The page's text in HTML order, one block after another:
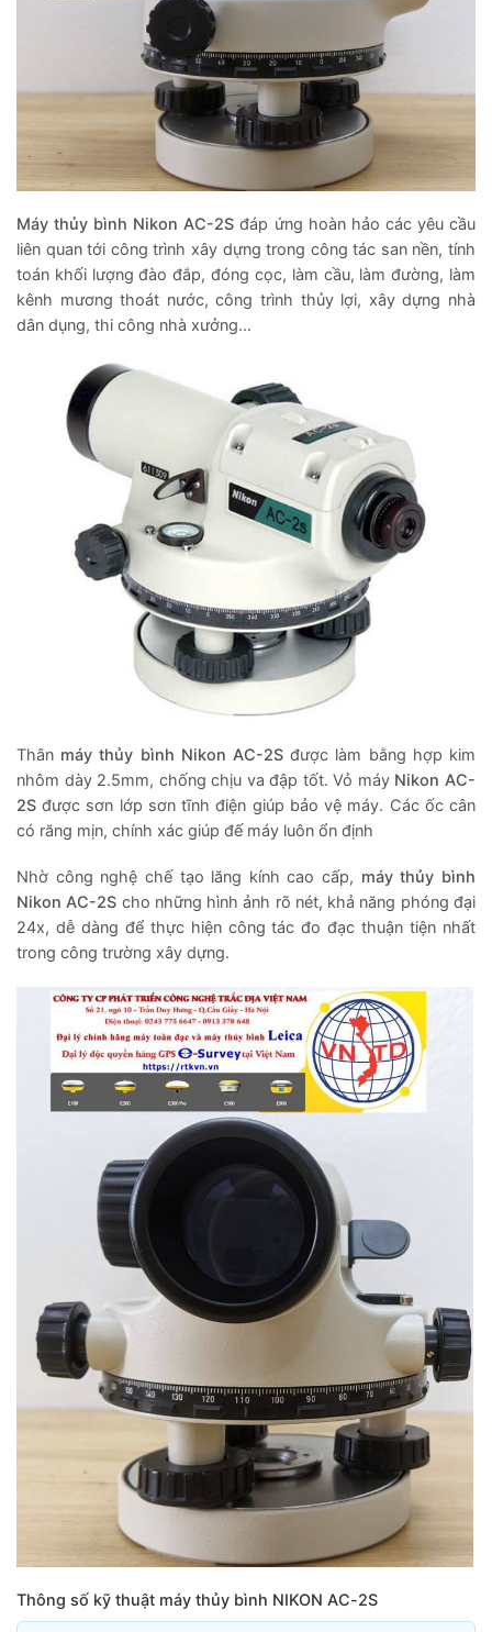
Máy thủy bình Nikon AC-2S đáp ứng hoàn hảo các yêu cầu
liên quan tới công trình xây dựng trong công tác san nền, tính
toán khối lượng đào đắp, đóng cọc, làm cầu, làm đường, làm
kênh mương thoát nước, công trình thủy lợi, xây dựng nhà
dân dụng, thi công nhà xưởng…
Thân máy thủy bình Nikon AC-2S được làm bằng hợp kim
nhôm dày 2.5mm, chống chịu va đập tốt. Vỏ máy Nikon AC-
2Sđược sơn lớp sơn tĩnh điện giúp bảo vệ máy. Các ốc cân
có răng mịn, chính xác giúp đế máy luôn ổn định
Nhờ công nghệ chế tạo lăng kính cao cấp, máy thủy bình
Nikon AC-2S cho những hình ảnh rõ nét, khả năng phóng đại
24x, dễ dàng để thực hiện công tác đo đạc thuận tiện nhất
trong công trường xây dựng.
Thông số kỹ thuật máy thủy bình NIKON AC-2S